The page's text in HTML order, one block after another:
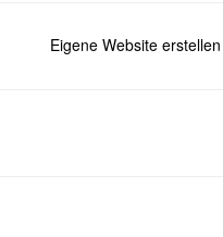
Eigene Website